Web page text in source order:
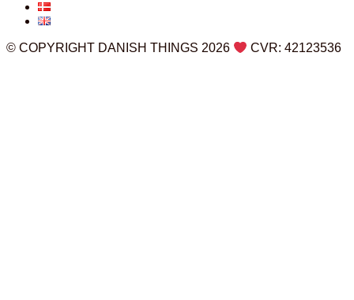
© COPYRIGHT DANISH THINGS 2026 CVR: 42123536